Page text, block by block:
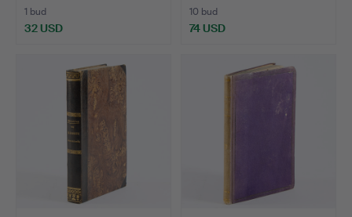
1 bud
32 USD
10 bud
74 USD